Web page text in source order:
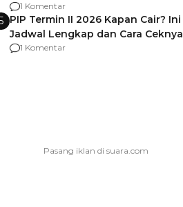
Usai Jadi Brigjen
1 Komentar
PIP Termin II 2026 Kapan Cair? Ini
Jadwal Lengkap dan Cara Ceknya
agar Dana Tidak Hangus!
1 Komentar